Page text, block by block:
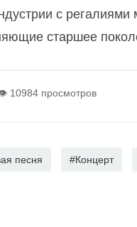
с регалиями
старшее
10984 просмотров
песня #Концерт